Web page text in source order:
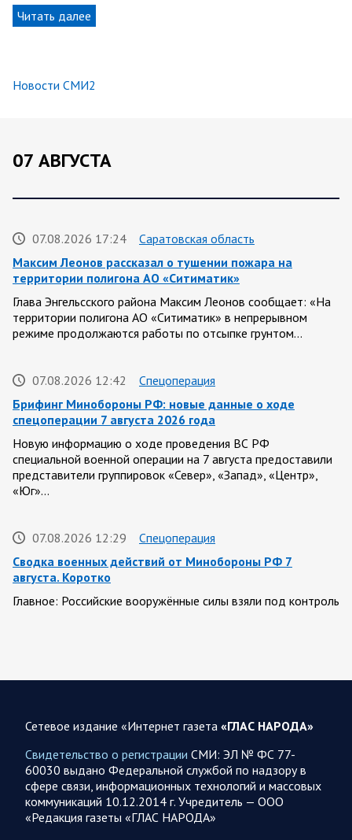
Читать далее
Новости СМИ2
07 АВГУСТА
07.08.2026 17:24
Саратовская область
Максим Леонов рассказал о тушении пожара на
территории полигона АО «Ситиматик»
Глава Энгельсского района Максим Леонов сообщает: «На
территории полигона АО «Ситиматик» в непрерывном
режиме продолжаются работы по отсыпке грунтом…
07.08.2026 12:42
Спецоперация
Брифинг Минобороны РФ: новые данные о ходе
спецоперации 7 августа 2026 года
Новую информацию о ходе проведения ВС РФ
специальной военной операции на 7 августа предоставили
представители группировок «Север», «Запад», «Центр»,
«Юг»…
07.08.2026 12:29
Спецоперация
Сводка военных действий от Минобороны РФ 7
августа. Коротко
Главное: Российские вооружённые силы взяли под контроль
07.08.2026 10:51
Мир
года
война с Ираном скоро закончится. По его оценке, Тегеран
не сможет продолжать конфликт…
07.08.2026 09:56
Спецоперация
Сетевое издание «Интернет газета «ГЛАС НАРОДА»
Свидетельство о регистрации СМИ: ЭЛ № ФС 77-
60030 выдано Федеральной службой по надзору в
сфере связи, информационных технологий и массовых
коммуникаций 10.12.2014 г. Учредитель — ООО
«Редакция газеты «ГЛАС НАРОДА»